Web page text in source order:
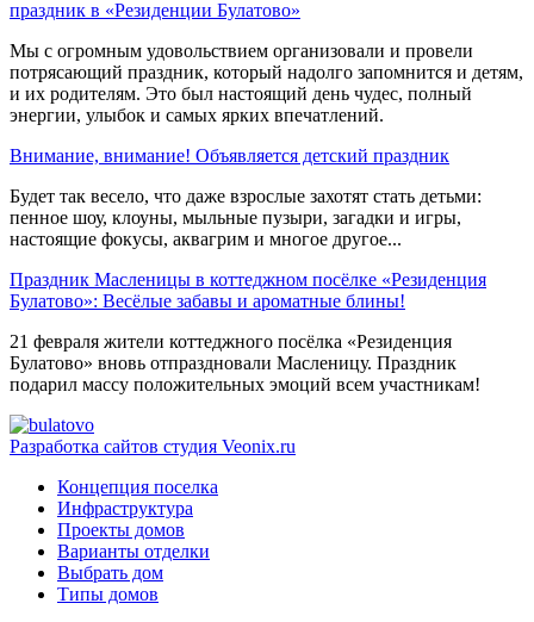
праздник в «Резиденции Булатово»
Мы с огромным удовольствием организовали и провели
потрясающий праздник, который надолго запомнится и детям,
и их родителям. Это был настоящий день чудес, полный
энергии, улыбок и самых ярких впечатлений.
Внимание, внимание! Объявляется детский праздник
Будет так весело, что даже взрослые захотят стать детьми:
пенное шоу, клоуны, мыльные пузыри, загадки и игры,
настоящие фокусы, аквагрим и многое другое...
Праздник Масленицы в коттеджном посёлке «Резиденция
Булатово»: Весёлые забавы и ароматные блины!
21 февраля жители коттеджного посёлка «Резиденция
Булатово» вновь отпраздновали Масленицу. Праздник
подарил массу положительных эмоций всем участникам!
Разработка сайтов студия Veonix.ru
Концепция поселка
Инфраструктура
Проекты домов
Варианты отделки
Выбрать дом
Типы домов